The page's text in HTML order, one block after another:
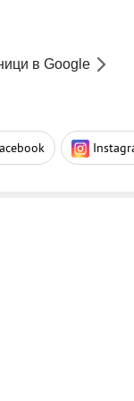
в Google